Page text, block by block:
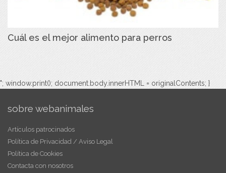
Cuál es el mejor alimento para perros
"; window.print(); document.body.innerHTML = originalContents; }
sobre webanimales
Artículos patrocinados
Política de Privacidad / Aviso Legal
Política de Cookies
Contacta con nosotros